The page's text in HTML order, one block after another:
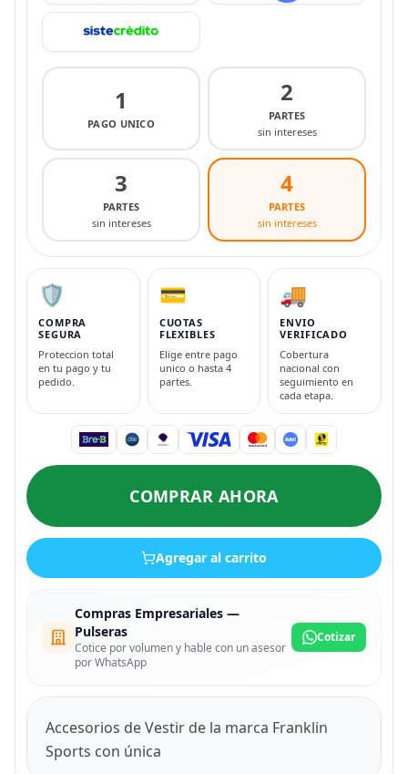
1
PAGO UNICO
2
PARTES
sin intereses
3
PARTES
sin intereses
4
PARTES
sin intereses
🛡️
COMPRA
SEGURA
Proteccion total
en tu pago y tu
pedido.
💳
CUOTAS
FLEXIBLES
Elige entre pago
unico o hasta 4
partes.
🚚
ENVIO
VERIFICADO
Cobertura
nacional con
seguimiento en
cada etapa.
COMPRAR AHORA
Agregar al carrito
Compras Empresariales —
Pulseras
Cotice por volumen y hable con un asesor
por WhatsApp
Cotizar
Accesorios de Vestir de la marca Franklin
Sports con única